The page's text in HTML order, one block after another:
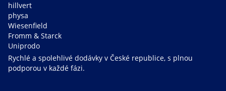
hillvert
physa
Wiesenfield
Fromm & Starck
Uniprodo
Rychlé a spolehlivé dodávky v České republice, s plnou
podporou v každé fázi.